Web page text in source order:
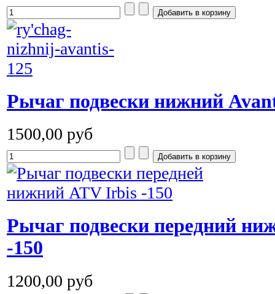
Рычаг подвески нижний
1500,00 руб
Рычаг подвески передний
-150
1200,00 руб